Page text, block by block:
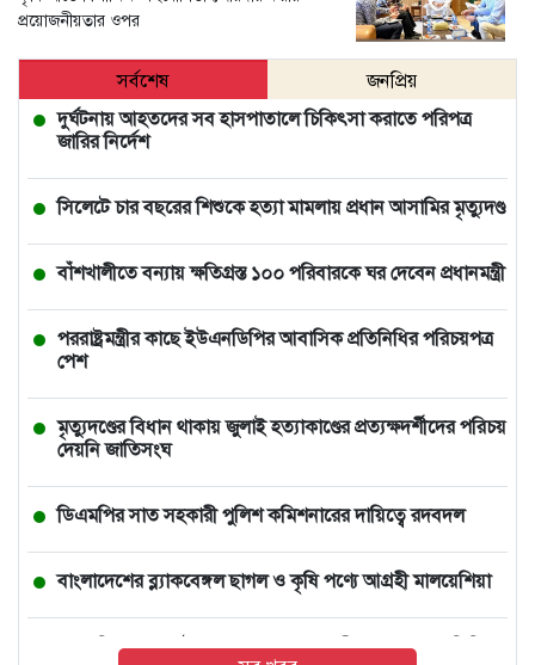
প্রয়োজনীয়তার ওপর
সর্বশেষ
জনপ্রিয়
দুর্ঘটনায় আহতদের সব হাসপাতালে চিকিৎসা করাতে পরিপত্র
জারির নির্দেশ
সিলেটে চার বছরের শিশুকে হত্যা মামলায় প্রধান আসামির মৃত্যুদণ্ড
বাঁশখালীতে বন্যায় ক্ষতিগ্রস্ত ১০০ পরিবারকে ঘর দেবেন প্রধানমন্ত্রী
পররাষ্ট্রমন্ত্রীর কা‌ছে ইউএনডিপির আবাসিক প্রতিনিধির পরিচয়পত্র
পেশ
মৃত্যুদণ্ডের বিধান থাকায় জুলাই হত্যাকাণ্ডের প্রত্যক্ষদর্শীদের পরিচয়
দেয়নি জাতিসংঘ
ডিএমপির সাত সহকারী পুলিশ কমিশনারের দায়িত্বে রদবদল
বাংলাদেশের ব্ল্যাকবেঙ্গল ছাগল ও কৃষি পণ্যে আগ্রহী মালয়েশিয়া
গ্যাস-বিদ্যুৎ সংকটের জবাব চেয়ে প্রধানমন্ত্রীর কাছে স্মারকলিপি